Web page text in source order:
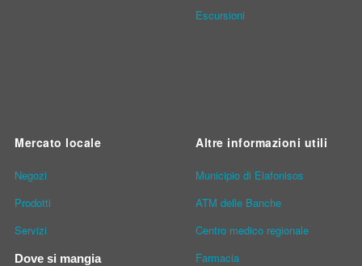
Escursioni
Mercato locale
Νegozi
Prodotti
Servizi
Dove si mangia
Altre informazioni utili
Municipio di Elafonisos
ATM delle Banche
Centro medico regionale
Farmacia